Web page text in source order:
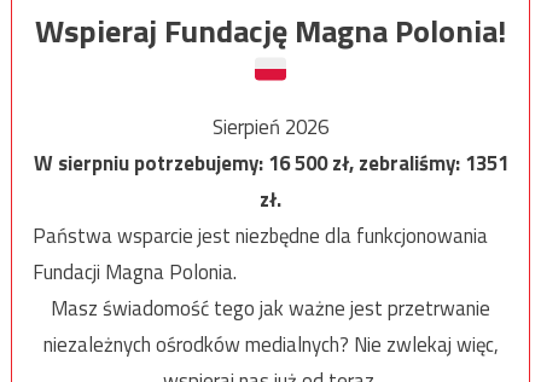
Wspieraj Fundację Magna Polonia!
Sierpień 2026
W sierpniu potrzebujemy:16 500zł, zebraliśmy:1351
zł.
Państwa wsparcie jest niezbędne dla funkcjonowania
Fundacji Magna Polonia.
Masz świadomość tego jak ważne jest przetrwanie
niezależnych ośrodków medialnych? Nie zwlekaj więc,